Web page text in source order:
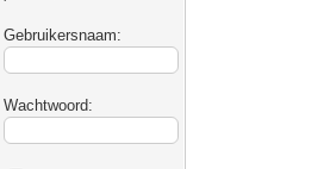
Gebruikersnaam:
Wachtwoord: